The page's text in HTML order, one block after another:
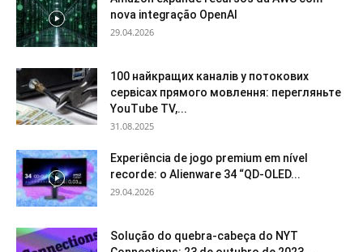
nova integração OpenAI
29.04.2026
100 найкращих каналів у потокових
сервісах прямого мовлення: перегляньте
YouTube TV,...
31.08.2025
Experiência de jogo premium em nível
recorde: o Alienware 34 “QD-OLED...
29.04.2026
Solução do quebra-cabeça do NYT